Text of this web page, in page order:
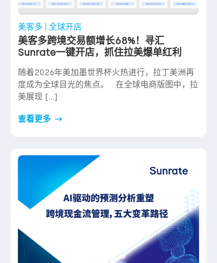
美客多 全球开店
美客多跨境交易额增长68%！寻汇
Sunrate一键开店，抓住拉美爆单红利
随着2026年美加墨世界杯火热进行，拉丁美洲再
度成为全球目光的焦点。 在全球电商版图中，拉
美展现 […]
查看更多